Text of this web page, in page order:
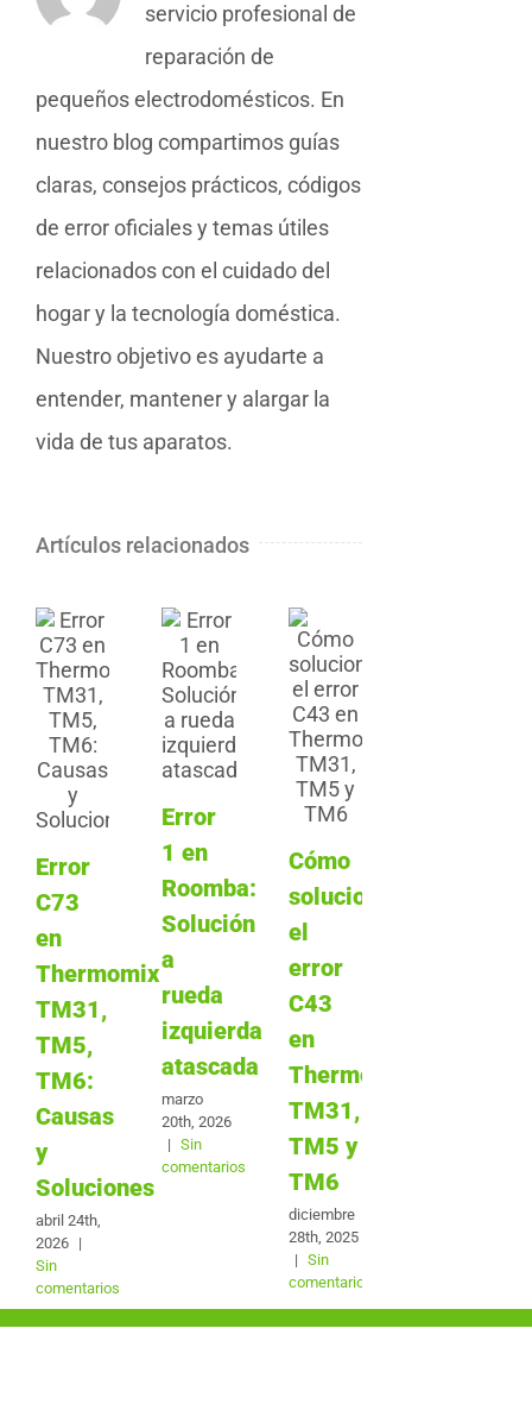
servicio profesional de
reparación de
pequeños electrodomésticos. En
nuestro blog compartimos guías
claras, consejos prácticos, códigos
de error oficiales y temas útiles
relacionados con el cuidado del
hogar y la tecnología doméstica.
Nuestro objetivo es ayudarte a
entender, mantener y alargar la
vida de tus aparatos.
Artículos relacionados
Error
C73
en
Thermomix
TM31,
TM5,
TM6:
Causas
y
Soluciones
abril 24th,
2026 |
Sin
comentarios
Error
1 en
Roomba:
Solución
a
rueda
izquierda
atascada
marzo
20th, 2026
|
Sin
comentarios
Cómo
solucionar
el
error
C43
en
Thermomix
TM31,
TM5 y
TM6
diciembre
28th, 2025
| Sin
comentarios